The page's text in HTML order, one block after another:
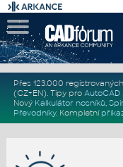
Přes 123.000
(CZ+EN). Tipy pro AutoCAD
Nový Kalkulátor nosníků,
Převodníky. Kompletní